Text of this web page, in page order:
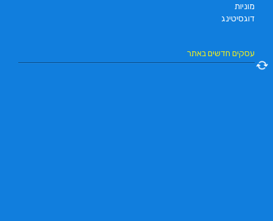
מוניות
דוגסיטינג
עסקים חדשים באתר